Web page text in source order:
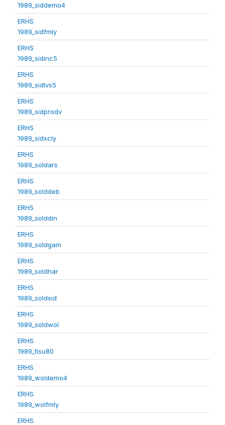
1989_siddemo4
ERHS
1989_sidfmly
ERHS
1989_sidinc5
ERHS
1989_sidlvs5
ERHS
1989_sidprodv
ERHS
1989_sidxcly
ERHS
1989_soldars
ERHS
1989_solddeb
ERHS
1989_solddin
ERHS
1989_soldgam
ERHS
1989_soldhar
ERHS
1989_soldsid
ERHS
1989_soldwol
ERHS
1989_tlsu80
ERHS
1989_woldemo4
ERHS
1989_wolfmly
ERHS